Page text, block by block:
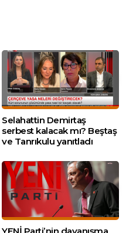
Selahattin Demirtaş
serbest kalacak mı? Beştaş
ve Tanrıkulu yanıtladı